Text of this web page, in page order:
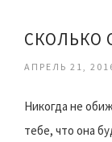
АПРЕЛЬ 21,
Никогда не
тебе, что она